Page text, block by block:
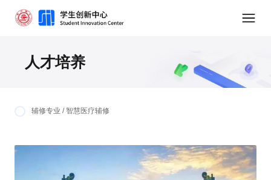
人才培养
辅修专业 / 智慧医疗辅修